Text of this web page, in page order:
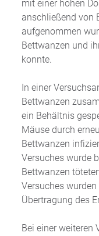
mit einer hohen
anschließend von
aufgenommen
Bettwanzen und
konnte.
In einer
Bettwanzen
ein Behältnis
Mäuse durch
Bettwanzen
Versuches wurde
Bettwanzen
Versuches
Übertragung des
Bei einer weiteren